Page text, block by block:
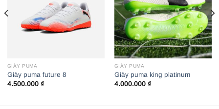
GIÀY PUMA
Giày puma future 8
4.500.000 ₫
GIÀY PUMA
Giày puma king platinum
4.000.000 ₫